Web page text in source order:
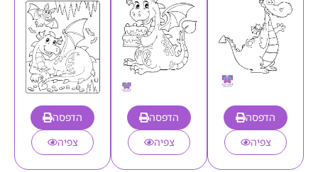
הדפסה
צפיה
הדפסה
צפיה
הדפסה
צפיה